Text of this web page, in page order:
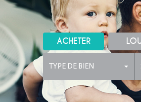
ACHETER
TYPE DE BIEN